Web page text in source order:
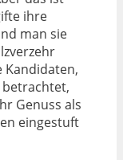
ihre
man sie
Kandidaten,
Genuss als
eingestuft